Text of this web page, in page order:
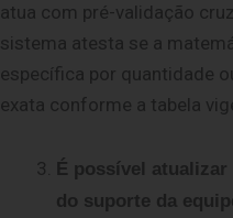
atua com pré-validação
sistema atesta se a
específica por quantidade
exata conforme a tabela
É possível
do suporte da